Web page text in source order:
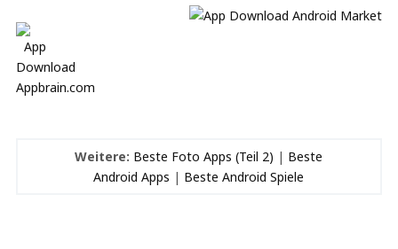
Weitere: Beste Foto Apps (Teil 2) | Beste
Android Apps | Beste Android Spiele